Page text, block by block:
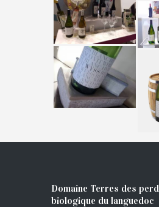
Domaine Terres des
biologique du languedoc